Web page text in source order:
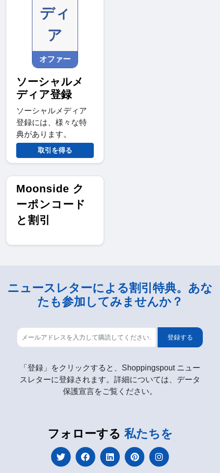
ディ
ア
オファー
ソーシャルメ
ディア登録
ソーシャルメディア
登録には、様々な特
典があります。
取引を得る
Moonside ク
ーポンコード
と割引
ニュースレターによる割引特典。あな
たも参加してみませんか？
登録する
「登録」をクリックすると、Shoppingspout ニュー
スレターに登録されます。詳細については、データ
保護宣言をご覧ください。
フォローする 私たちを